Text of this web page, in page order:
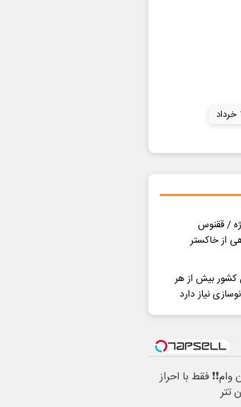
/ ققنوس
از خاکستر
کشور بیش از هر
نیاز دارد
وام❗❗ فقط با احراز
تتر